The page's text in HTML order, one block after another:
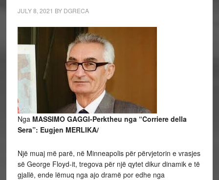
JULY 8, 2021 BY DGRECA
Nga MASSIMO GAGGI-Perktheu nga “Corriere della
Sera”: Eugjen MERLIKA/
Një muaj më parë, në Minneapolis për përvjetorin e vrasjes
së George Floyd-it, tregova për një qytet dikur dinamik e të
gjallë, ende lëmuq nga ajo dramë por edhe nga